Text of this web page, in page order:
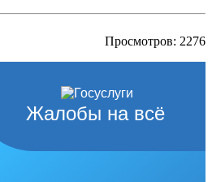
Просмотров: 2276
Жалобы на всё